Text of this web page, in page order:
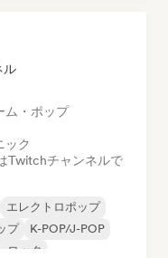
ル
ム・ポップ
ック
Twitchチャンネルで
エレクトロポップ
プ
K-POP/J-POP
ロック